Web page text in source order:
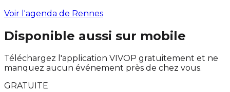
Voir l'agenda de Rennes
Disponible aussi sur mobile
Téléchargez l'application VIVOP gratuitement et ne
manquez aucun événement près de chez vous.
GRATUITE